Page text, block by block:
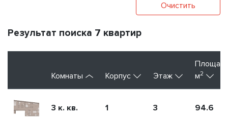
Очистить
Результат поиска 7 квартир
Комнаты Корпус Этаж
м2
3 к. кв. 1 3 94.6